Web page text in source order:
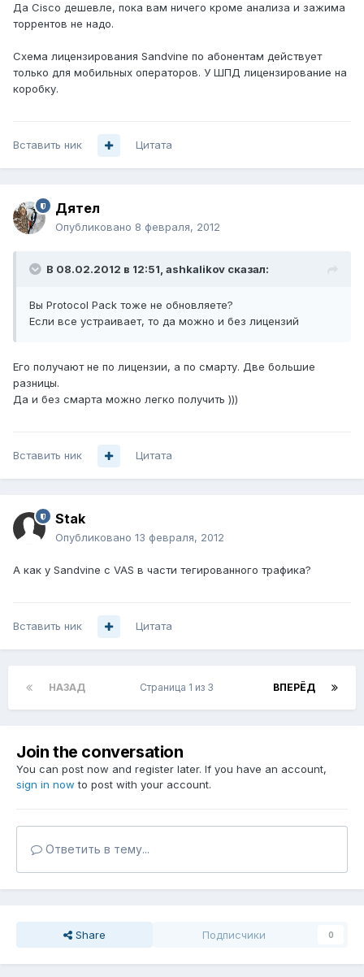
Да Cisco дешевле, пока вам ничего кроме анализа и зажима
торрентов не надо.
Схема лицензирования Sandvine по абонентам действует
только для мобильных операторов. У ШПД лицензирование на
коробку.
Вставить ник Цитата
Дятел
Опубликовано 8 февраля, 2012
В 08.02.2012 в 12:51, ashkalikov сказал:
Вы Protocol Pack тоже не обновляете?
Если все устраивает, то да можно и без лицензий
Его получают не по лицензии, а по смарту. Две большие
разницы.
Да и без смарта можно легко получить )))
Вставить ник Цитата
Stak
Опубликовано 13 февраля, 2012
А как у Sandvine с VAS в части тегированного трафика?
Вставить ник Цитата
НАЗАД ВПЕРЁД
Страница 1 из 3
Join the conversation
You can post now and register later. If you have an account,
sign in now to post with your account.
Ответить в тему...
Share Подписчики 0